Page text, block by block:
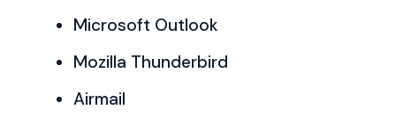
Microsoft Outlook
Mozilla Thunderbird
Airmail